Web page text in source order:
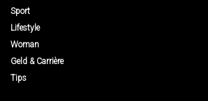
Sport
Lifestyle
Woman
Geld & Carrière
Tips